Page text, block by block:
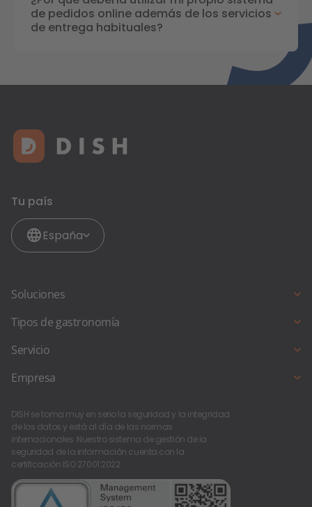
de pedidos online además de los servicios
de entrega habituales?
Tu país
España
Soluciones
Sistema TPV digital
Pedidos online
Tipos de gastronomía
Restaurante de servicio completo
Pub y bar
Food truck y puesto de comida
Servicio
DISH Support
Empresa
Trabaja con nosotros
Contacto
DISH se toma muy en serio la seguridad y la integridad
de los datos y está al día de las normas
internacionales. Nuestro sistema de gestión de la
seguridad de la información cuenta con la
certificación ISO 27001:2022.